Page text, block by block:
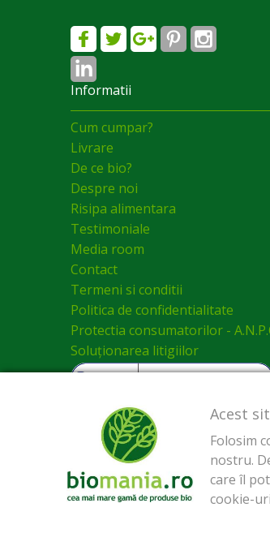
Informatii
Cum cumpar?
Livrare
De ce bio?
Despre noi
Risipa alimentara
Testimoniale
Media room
Contact
Termeni si conditii
Politica de confidentialitate
Protectia consumatorilor -
Soluționarea litigiilor
Acest
Folosim
nostru.
care îl
cookie-